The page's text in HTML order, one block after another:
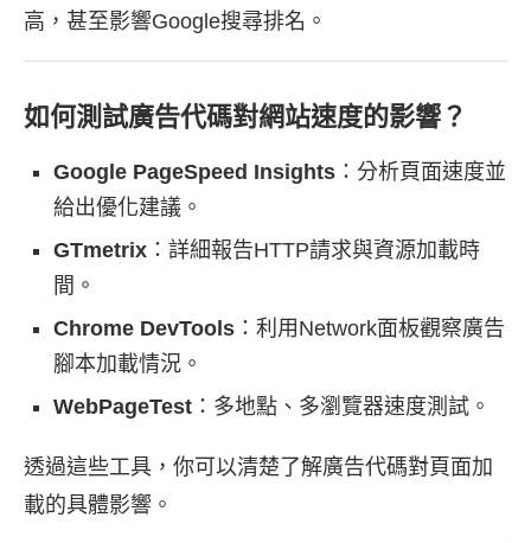
高，甚至影響Google搜尋排名。
如何測試廣告代碼對網站速度的影響？
Google PageSpeed Insights ：分析頁面速度並
給出優化建議。
GTmetrix ：詳細報告HTTP請求與資源加載時
間。
Chrome DevTools ：利用Network面板觀察廣告
腳本加載情況。
WebPageTest ：多地點、多瀏覽器速度測試。
透過這些工具，你可以清楚了解廣告代碼對頁面加
載的具體影響。